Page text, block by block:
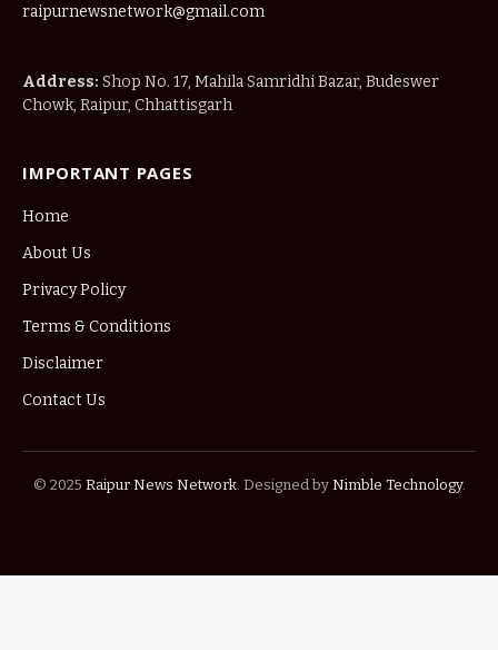
raipurnewsnetwork@gmail.com
Address: Shop No. 17, Mahila Samridhi Bazar, Budeswer
Chowk, Raipur, Chhattisgarh
IMPORTANT PAGES
Home
About Us
Privacy Policy
Terms & Conditions
Disclaimer
Contact Us
© 2025 Raipur News Network. Designed by Nimble Technology.